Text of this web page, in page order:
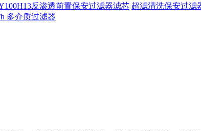
反渗透前置保安过滤器滤芯 超滤清洗保安过滤
多介质过滤器